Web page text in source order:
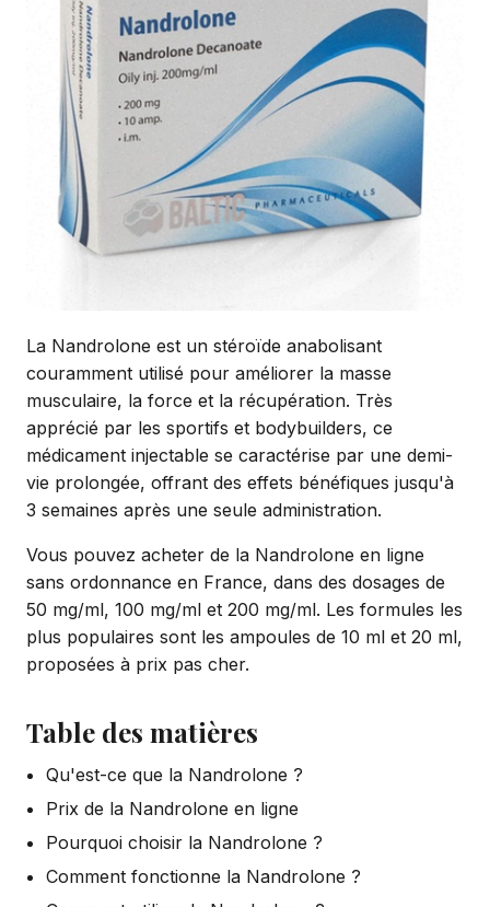
La Nandrolone est un stéroïde anabolisant
couramment utilisé pour améliorer la masse
musculaire, la force et la récupération. Très
apprécié par les sportifs et bodybuilders, ce
médicament injectable se caractérise par une demi-
vie prolongée, offrant des effets bénéfiques jusqu'à
3 semaines après une seule administration.
Vous pouvez acheter de la Nandrolone en ligne
sans ordonnance en France, dans des dosages de
50 mg/ml, 100 mg/ml et 200 mg/ml. Les formules les
plus populaires sont les ampoules de 10 ml et 20 ml,
proposées à prix pas cher.
Table des matières
Qu'est-ce que la Nandrolone ?
Prix de la Nandrolone en ligne
Pourquoi choisir la Nandrolone ?
Comment fonctionne la Nandrolone ?